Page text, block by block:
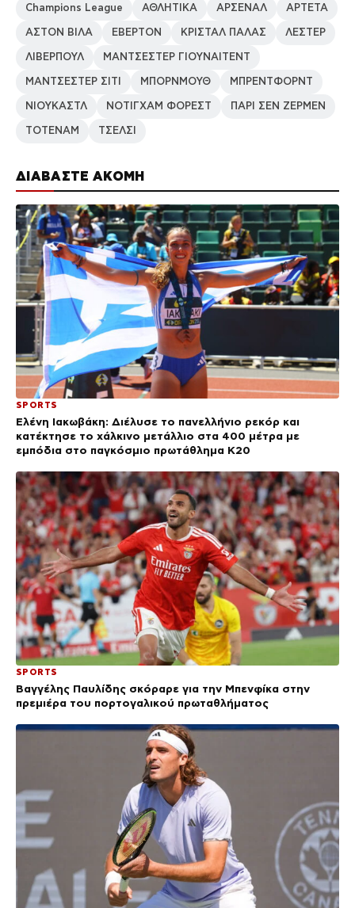
ΔΙΑΒΑΣΤΕ ΑΚΟΜΗ
SPORTS
Ελένη Ιακωβάκη: Διέλυσε το πανελλήνιο ρεκόρ και
κατέκτησε το χάλκινο μετάλλιο στα 400 μέτρα με
εμπόδια στο παγκόσμιο πρωτάθλημα Κ20
SPORTS
Βαγγέλης Παυλίδης σκόραρε για την Μπενφίκα στην
πρεμιέρα του πορτογαλικού πρωταθλήματος
Champions League ΑΘΛΗΤΙΚΑ ΑΡΣΕΝΑΛ ΑΡΤΕΤΑ
ΑΣΤΟΝ ΒΙΛΑ ΕΒΕΡΤΟΝ ΚΡΙΣΤΑΛ ΠΑΛΑΣ ΛΕΣΤΕΡ
ΛΙΒΕΡΠΟΥΛ ΜΑΝΤΣΕΣΤΕΡ ΓΙΟΥΝΑΙΤΕΝΤ
ΜΑΝΤΣΕΣΤΕΡ ΣΙΤΙ ΜΠΟΡΝΜΟΥΘ ΜΠΡΕΝΤΦΟΡΝΤ
ΝΙΟΥΚΑΣΤΛ ΝΟΤΙΓΧΑΜ ΦΟΡΕΣΤ ΠΑΡΙ ΣΕΝ ΖΕΡΜΕΝ
ΤΟΤΕΝΑΜ ΤΣΕΛΣΙ